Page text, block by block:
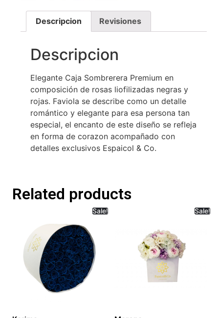
Descripcion Revisiones
Descripcion
Elegante Caja Sombrerera Premium en
composición de rosas liofilizadas negras y
rojas. Faviola se describe como un detalle
romántico y elegante para esa persona tan
especial, el encanto de este diseño se refleja
en forma de corazon acompañado con
detalles exclusivos Espaicol & Co.
Related products
Sale! Sale!